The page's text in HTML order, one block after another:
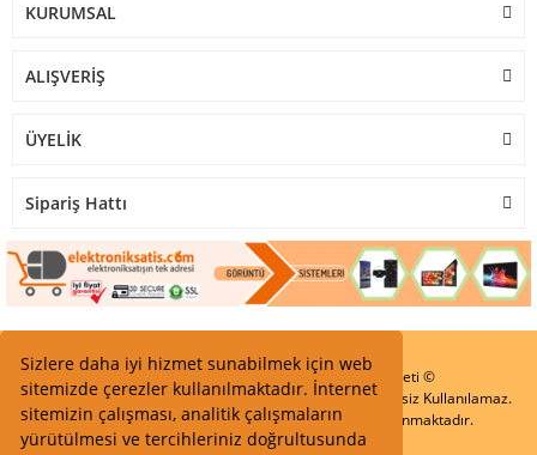
Sizlere daha iyi hizmet sunabilmek için web
sitemizde çerezler kullanılmaktadır. İnternet
sitemizin çalışması, analitik çalışmaların
yürütülmesi ve tercihleriniz doğrultusunda
KURUMSAL
ALIŞVERİŞ
ÜYELİK
Sipariş Hattı
Start Elektronik Sanayi ve Ticaret Limited Şirketi ©
Resimler Yazılar ve İçeriklerin Tüm hakları saklıdır ve İzinsiz Kullanılamaz.
Kredi kartı bilgileriniz 256bit SSL Sertifikası ile Korunmaktadır.